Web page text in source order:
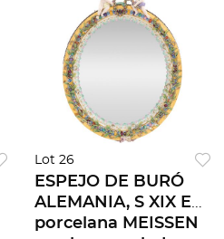
Lot 26
ESPEJO DE BURÓ
ALEMANIA, S XIX En
porcelana MEISSEN